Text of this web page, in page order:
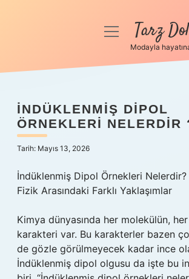
Anasayfa
Yasal Uyarı
Hakkımızda
menüyüTarz
Modayla
İNDÜKLENMIŞ DIPOL
ÖRNEKLERI NELERDIR
Tarih: Mayıs 13, 2026
İndüklenmiş Dipol Örnekleri
Fizik Arasındaki Farklı Yaklaşımlar
Kimya dünyasında her molekülün,
karakteri var. Bu karakterler bazen
de gözle görülmeyecek kadar ince
İndüklenmiş dipol olgusu da işte bu